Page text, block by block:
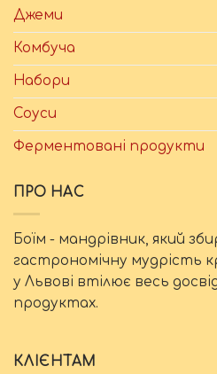
Джеми
Комбуча
Набори
Соуси
Ферментовані продукти
ПРО НАС
Боїм - мандрівник, який
гастрономічну мудрість
у Львові втілює весь
продуктах.
КЛІЄНТАМ